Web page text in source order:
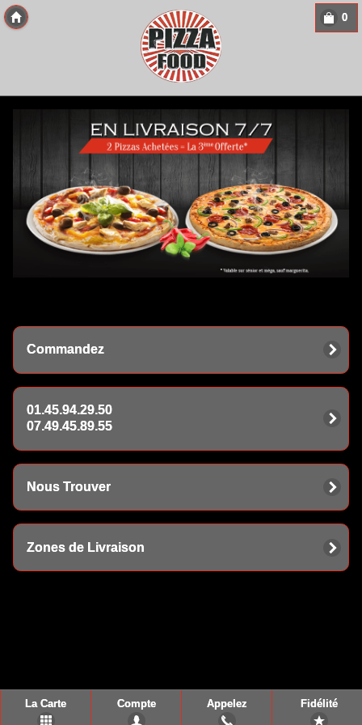
0
Commandez
01.45.94.29.50
07.49.45.89.55
Nous Trouver
Zones de Livraison
La Carte Compte Appelez Fidélité
Copyright 2013 Des-Click Com